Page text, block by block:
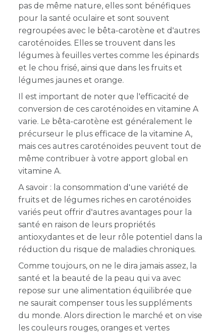
pas de même nature, elles sont bénéfiques
pour la santé oculaire et sont souvent
regroupées avec le bêta-carotène et d'autres
caroténoïdes. Elles se trouvent dans les
légumes à feuilles vertes comme les épinards
et le chou frisé, ainsi que dans les fruits et
légumes jaunes et orange.
Il est important de noter que l'efficacité de
conversion de ces caroténoïdes en vitamine A
varie. Le bêta-carotène est généralement le
précurseur le plus efficace de la vitamine A,
mais ces autres caroténoïdes peuvent tout de
même contribuer à votre apport global en
vitamine A.
A savoir : la consommation d'une variété de
fruits et de légumes riches en caroténoïdes
variés peut offrir d'autres avantages pour la
santé en raison de leurs propriétés
antioxydantes et de leur rôle potentiel dans la
réduction du risque de maladies chroniques.
Comme toujours, on ne le dira jamais assez, la
santé et la beauté de la peau qui va avec
repose sur une alimentation équilibrée que
ne saurait compenser tous les suppléments
du monde. Alors direction le marché et on vise
les couleurs rouges, oranges et vertes